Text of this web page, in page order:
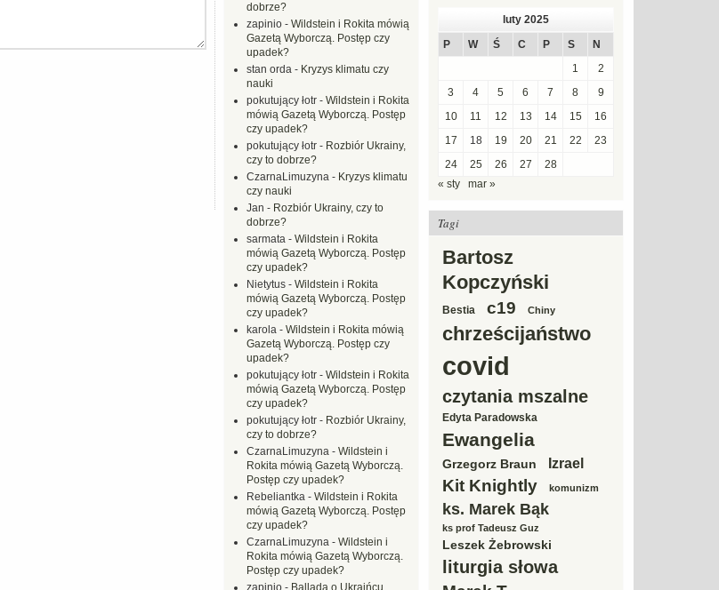
luty 2025
P
W Ś C P S
N
1
2
3
4 5 6 7 8
9
10
11 12 13 14 15
16
17
18 19 20 21 22
23
24
25 26 27
28
« sty
mar »
Tagi
Bartosz
Kopczyński
Bestia c19 Chiny
chrześcijaństwo
covid
czytania mszalne
Edyta Paradowska
Ewangelia
Grzegorz Braun Izrael
Kit Knightly komunizm
ks. Marek Bąk
ks prof Tadeusz Guz
Leszek Żebrowski
liturgia słowa
dobrze?
zapinio - Wildstein i Rokita mówią
Gazetą Wyborczą. Postęp czy
upadek?
stan orda - Kryzys klimatu czy
nauki
pokutujący łotr - Wildstein i Rokita
mówią Gazetą Wyborczą. Postęp
czy upadek?
pokutujący łotr - Rozbiór Ukrainy,
czy to dobrze?
CzarnaLimuzyna - Kryzys klimatu
czy nauki
Jan - Rozbiór Ukrainy, czy to
dobrze?
sarmata - Wildstein i Rokita
mówią Gazetą Wyborczą. Postęp
czy upadek?
Nietytus - Wildstein i Rokita
mówią Gazetą Wyborczą. Postęp
czy upadek?
karola - Wildstein i Rokita mówią
Gazetą Wyborczą. Postęp czy
upadek?
pokutujący łotr - Wildstein i Rokita
mówią Gazetą Wyborczą. Postęp
czy upadek?
pokutujący łotr - Rozbiór Ukrainy,
czy to dobrze?
CzarnaLimuzyna - Wildstein i
Rokita mówią Gazetą Wyborczą.
Postęp czy upadek?
Rebeliantka - Wildstein i Rokita
mówią Gazetą Wyborczą. Postęp
czy upadek?
CzarnaLimuzyna - Wildstein i
Rokita mówią Gazetą Wyborczą.
Postęp czy upadek?
zapinio - Ballada o Ukraińcu